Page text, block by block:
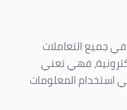
في جميع التعاملات
فهي تعني
استخدام المعلومات